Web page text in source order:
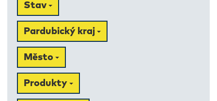
Stav
Pardubický kraj
Město
Produkty